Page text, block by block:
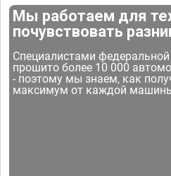
Мы работаем для
почувствовать
Специалистами
прошито более 10 000
- поэтому мы знаем, как
максимум от каждой